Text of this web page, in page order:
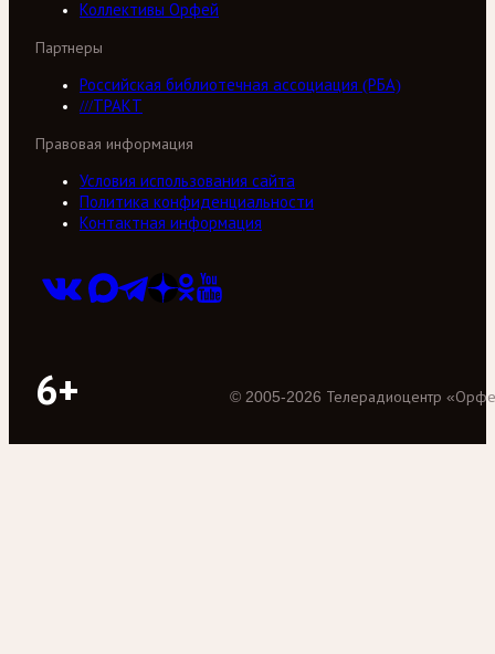
Коллективы Орфей
Партнеры
Российская библиотечная ассоциация (РБА)
///ТРАКТ
Правовая информация
Условия использования сайта
Политика конфиденциальности
Контактная информация
6+ © 2005-2026 Телерадиоцентр